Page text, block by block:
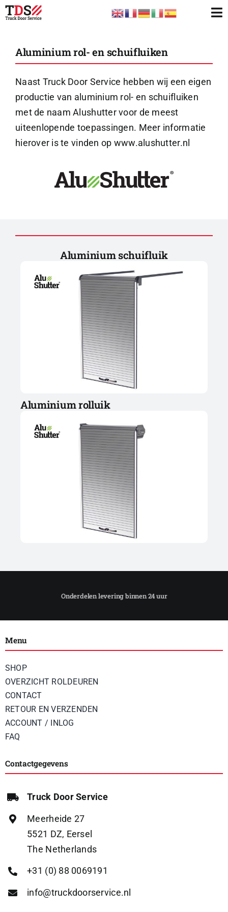
Ga
naar
OVERZICHT ROLDEUREN
CONTACT
CONFIGURATOR
VACATURES
ACCOUNT / INLOG
Aluminium rol- en schuifluiken
Naast Truck Door Service hebben wij een eigen
productie van aluminium rol- en schuifluiken
met de naam Alushutter voor de meest
uiteenlopende toepassingen. Meer informatie
hierover is te vinden op www.alushutter.nl
Aluminium schuifluik
Aluminium rolluik
Menu
SHOP
OVERZICHT ROLDEUREN
CONTACT
RETOUR EN VERZENDEN
ACCOUNT / INLOG
FAQ
Contactgegevens
Truck Door Service
Meerheide 27
5521 DZ, Eersel
The Netherlands
+31 (0) 88 0069191
info@truckdoorservice.nl